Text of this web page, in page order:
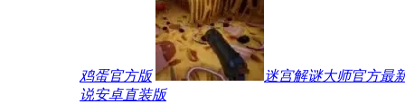
鸡蛋官方版
迷宫解谜大师官方最
说安卓直装版